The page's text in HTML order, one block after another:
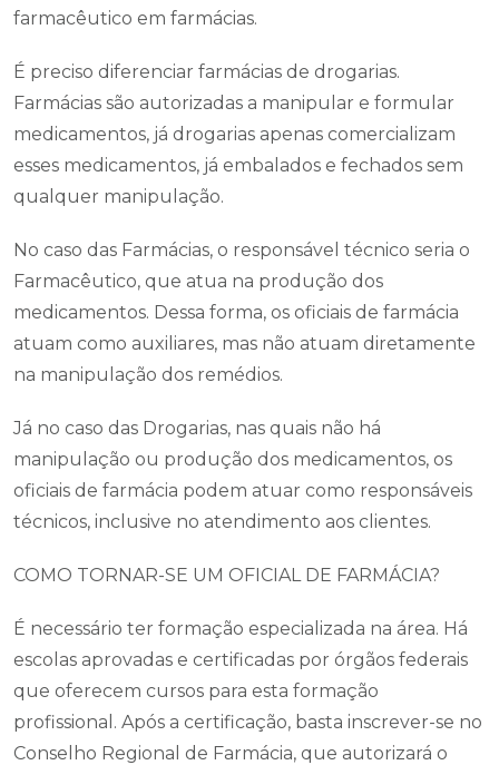
farmacêutico em farmácias.
É preciso diferenciar farmácias de drogarias.
Farmácias são autorizadas a manipular e formular
medicamentos, já drogarias apenas comercializam
esses medicamentos, já embalados e fechados sem
qualquer manipulação.
No caso das Farmácias, o responsável técnico seria o
Farmacêutico, que atua na produção dos
medicamentos. Dessa forma, os oficiais de farmácia
atuam como auxiliares, mas não atuam diretamente
na manipulação dos remédios.
Já no caso das Drogarias, nas quais não há
manipulação ou produção dos medicamentos, os
oficiais de farmácia podem atuar como responsáveis
técnicos, inclusive no atendimento aos clientes.
COMO TORNAR-SE UM OFICIAL DE FARMÁCIA?
É necessário ter formação especializada na área. Há
escolas aprovadas e certificadas por órgãos federais
que oferecem cursos para esta formação
profissional. Após a certificação, basta inscrever-se no
Conselho Regional de Farmácia, que autorizará o